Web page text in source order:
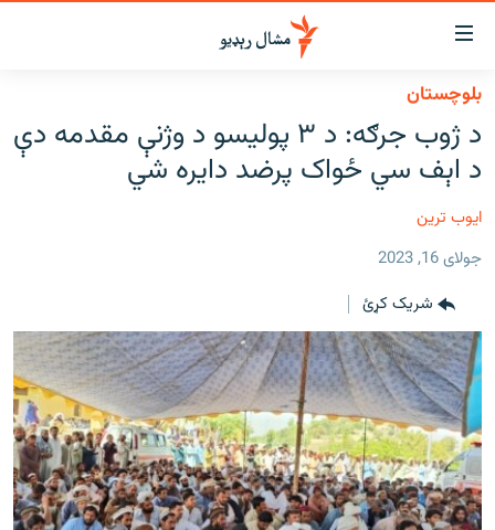
د
لاسرسي
ځای
پاڼې
موضوع
ته
شئ
عمومي
کورپاڼې
ته
شئ
لټون
ته
ورشئ
لنډ خبرونه
پښتونخوا او قبایل
بلوچستان
پاکستان
افغانستان
نړۍ
ځانګړې مرکې، شننې
انځور او ویډیو
اوونیزې خپرونې
۱۴ ساعته راډیويي خپرونې
بلوچستان
د ژوب جرګه: د ۳ پولیسو د وژنې مقدمه دې
د اېف سي ځواک پرضد دایره شي
ایوب ترین
جولای 16, 2023
شریک کړئ